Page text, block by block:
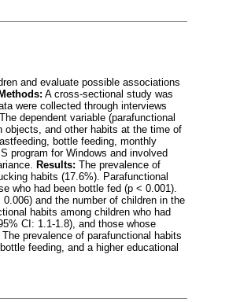
and evaluate possible associations
A cross-sectional study was
were collected through interviews
dependent variable (parafunctional
objects, and other habits at the time of
bottle feeding, monthly
program for Windows and involved
Results: The prevalence of
habits (17.6%). Parafunctional
who had been bottle fed (p < 0.001).
and the number of children in the
habits among children who had
CI: 1.1-1.8), and those whose
The prevalence of parafunctional habits
feeding, and a higher educational